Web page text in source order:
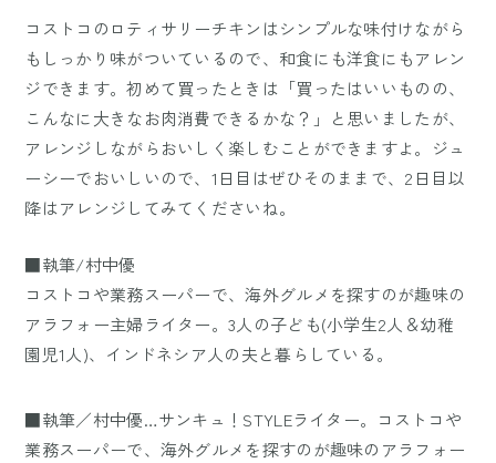
コストコのロティサリーチキンはシンプルな味付けながら
もしっかり味がついているので、和食にも洋食にもアレン
ジできます。初めて買ったときは「買ったはいいものの、
こんなに大きなお肉消費できるかな？」と思いましたが、
アレンジしながらおいしく楽しむことができますよ。ジュ
ーシーでおいしいので、1日目はぜひそのままで、2日目以
降はアレンジしてみてくださいね。
■執筆/村中優
コストコや業務スーパーで、海外グルメを探すのが趣味の
アラフォー主婦ライター。3人の子ども(小学生2人＆幼稚
園児1人)、インドネシア人の夫と暮らしている。
■執筆／村中優…サンキュ！STYLEライター。コストコや
業務スーパーで、海外グルメを探すのが趣味のアラフォー